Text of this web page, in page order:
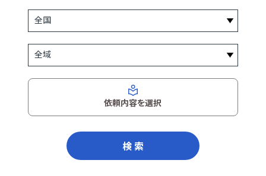
依頼内容を選択
検 索